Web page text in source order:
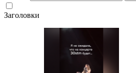
Заголовки